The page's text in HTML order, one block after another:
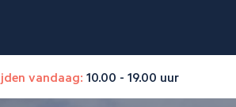
vandaag: 10.00 - 19.00 uur